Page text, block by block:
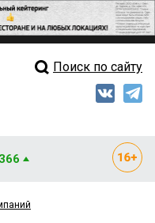
Свежий выпуск
Мнения
Поиск по сайту